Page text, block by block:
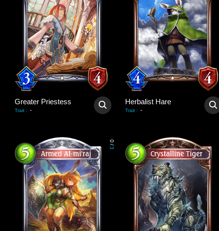
Greater Priestess
Trait : -
Herbalist Hare
Trait : -
0
/
3